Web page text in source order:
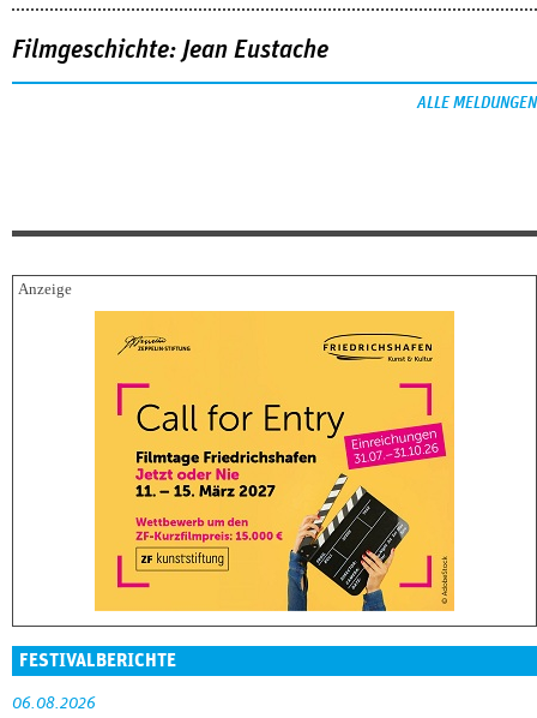
Filmgeschichte: Jean Eustache
ALLE MELDUNGEN
FESTIVALBERICHTE
06.08.2026